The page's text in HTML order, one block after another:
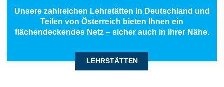
Unsere zahlreichen Lehrstätten in Deutschland und
Teilen von Österreich bieten Ihnen ein
flächendeckendes Netz – sicher auch in Ihrer Nähe.
LEHRSTÄTTEN